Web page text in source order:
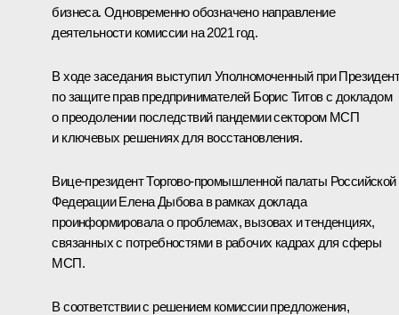
бизнеса. Одновременно обозначено направление
деятельности комиссии на 2021 год.
В ходе заседания выступил Уполномоченный при
по защите прав предпринимателей Борис Титов с докладом
о преодолении последствий пандемии сектором МСП
и ключевых решениях для восстановления.
Вице-президент Торгово-промышленной палаты Российской
Федерации Елена Дыбова в рамках доклада
проинформировала о проблемах, вызовах и тенденциях,
связанных с потребностями в рабочих кадрах для сферы
МСП.
В соответствии с решением комиссии предложения,